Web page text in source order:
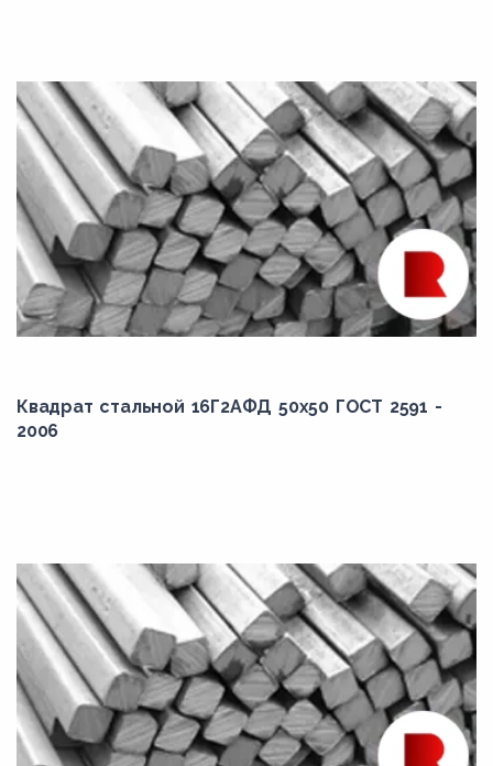
Квадрат стальной 16Г2АФД 50x50 ГОСТ 2591 -
2006